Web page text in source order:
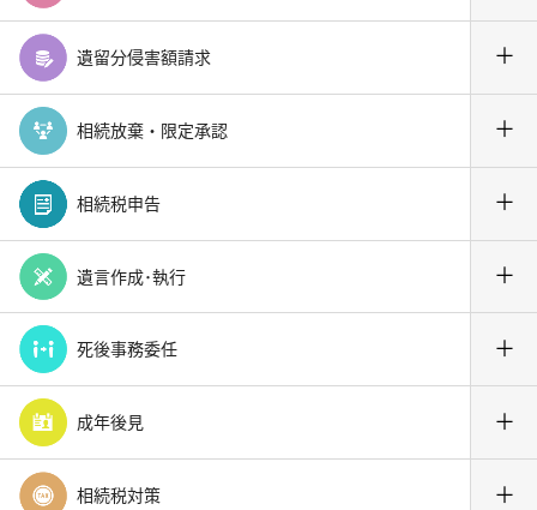
遺留分侵害額請求 ＋
相続放棄・限定承認 ＋
相続税申告 ＋
遺言作成･執行 ＋
死後事務委任 ＋
成年後見 ＋
相続税対策 ＋